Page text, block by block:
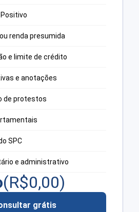
renda presumida
e limite de crédito
e anotações
de protestos
SPC
e administrativo
(R$0,00)
grátis